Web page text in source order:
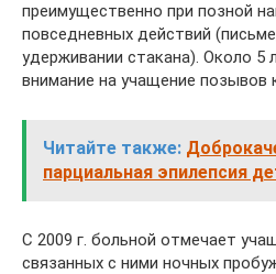
преимущественно при позной
повседневных действий
удерживании стакана). Около 5
внимание на учащение позывов
Читайте также:
парциальная эпилепсия
С 2009 г. больной отмечает
связанных с ними ночных